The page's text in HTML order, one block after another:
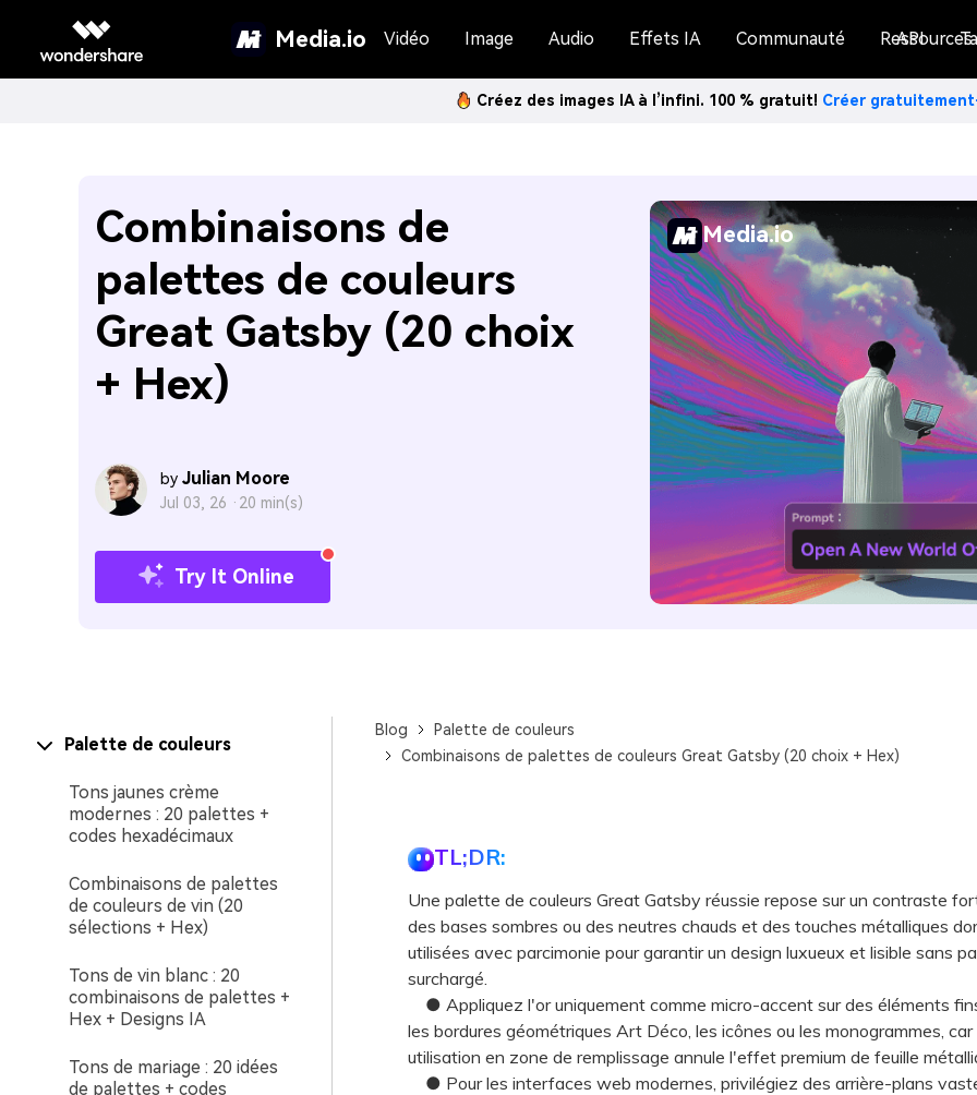
Media.io Vidéo Image Audio Effets IA Communauté Ressources
API
Créez des images IA à l’infini. 100 % gratuit! Créer
Combinaisons de
palettes de couleurs
Great Gatsby (20 choix
+ Hex)
by Julian Moore
Jul 03, 26 · 20 min(s)
Try It Online
Media.io
Palette de couleurs
Tons jaunes crème
modernes : 20 palettes +
codes hexadécimaux
Combinaisons de palettes
de couleurs de vin (20
sélections + Hex)
Tons de vin blanc : 20
combinaisons de palettes +
Hex + Designs IA
Tons de mariage : 20 idées
de palettes + codes
Blog
Palette de couleurs
Combinaisons de palettes de couleurs Great Gatsby (20 choix + Hex)
TL;DR:
Une palette de couleurs Great Gatsby réussie repose sur un contraste
des bases sombres ou des neutres chauds et des touches métalliques
utilisées avec parcimonie pour garantir un design luxueux et lisible sans
surchargé.
● Appliquez l'or uniquement comme micro-accent sur des éléments
les bordures géométriques Art Déco, les icônes ou les monogrammes, car
utilisation en zone de remplissage annule l'effet premium de feuille
● Pour les interfaces web modernes, privilégiez des arrière-plans